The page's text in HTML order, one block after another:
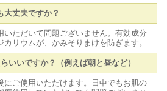
大丈夫ですか？
いただいて問題ございません。有効成分
リウムが、かみそりまけを防ぎます。
いいですか？（例えば朝と昼など）
にご使用いただけます。日中でもお肌の